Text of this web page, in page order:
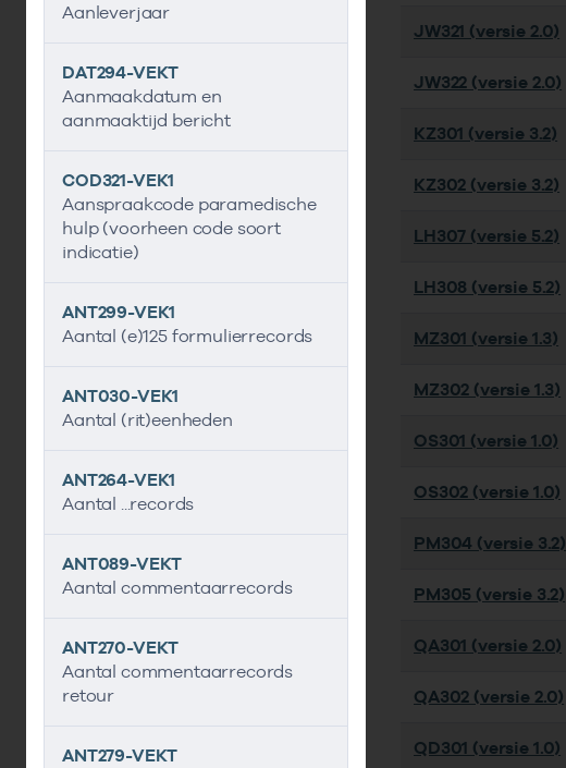
Aanleverjaar
DAT294-VEKT
Aanmaakdatum en
aanmaaktijd bericht
COD321-VEK1
Aanspraakcode paramedische
hulp (voorheen code soort
indicatie)
ANT299-VEK1
Aantal (e)125 formulierrecords
ANT030-VEK1
Aantal (rit)eenheden
ANT264-VEK1
Aantal ...records
ANT089-VEKT
Aantal commentaarrecords
ANT270-VEKT
Aantal commentaarrecords
retour
ANT279-VEKT
JW321 (versie 2.0)
JW322 (versie 2.0)
KZ301 (versie 3.2)
KZ302 (versie 3.2)
LH307 (versie 5.2)
LH308 (versie 5.2)
MZ301 (versie 1.3)
MZ302 (versie 1.3)
OS301 (versie 1.0)
OS302 (versie 1.0)
PM304 (versie 3.2)
PM305 (versie 3.2)
QA301 (versie 2.0)
QA302 (versie 2.0)
QD301 (versie 1.0)